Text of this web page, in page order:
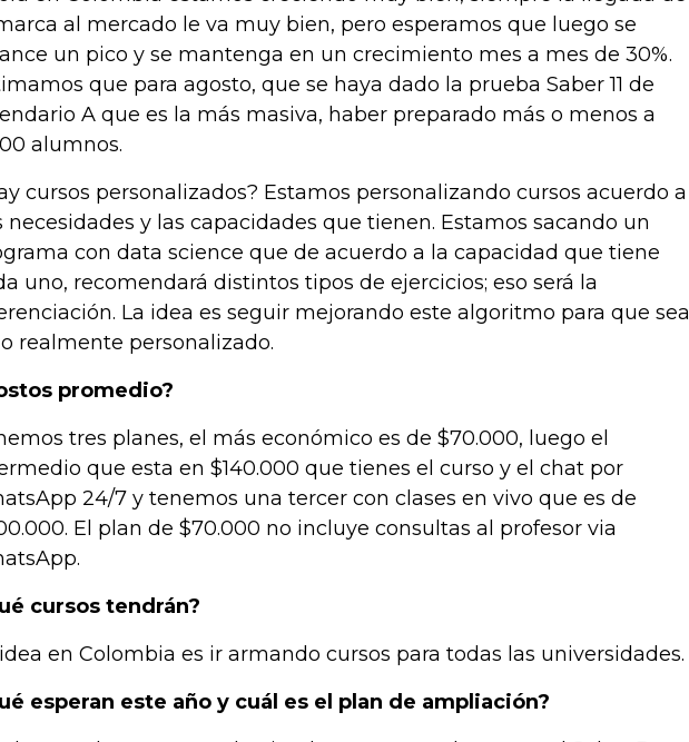
al mercado le va muy bien, pero esperamos que luego se
un pico y se mantenga en un crecimiento mes a mes de 30%.
que para agosto, que se haya dado la prueba Saber 11 de
A que es la más masiva, haber preparado más o menos a
alumnos.
cursos personalizados? Estamos personalizando cursos acuerdo a
necesidades y las capacidades que tienen. Estamos sacando un
con data science que de acuerdo a la capacidad que tiene
uno, recomendará distintos tipos de ejercicios; eso será la
La idea es seguir mejorando este algoritmo para que sea
realmente personalizado.
promedio?
tres planes, el más económico es de $70.000, luego el
que esta en $140.000 que tienes el curso y el chat por
24/7 y tenemos una tercer con clases en vivo que es de
El plan de $70.000 no incluye consultas al profesor via
cursos tendrán?
en Colombia es ir armando cursos para todas las universidades.
esperan este año y cuál es el plan de ampliación?